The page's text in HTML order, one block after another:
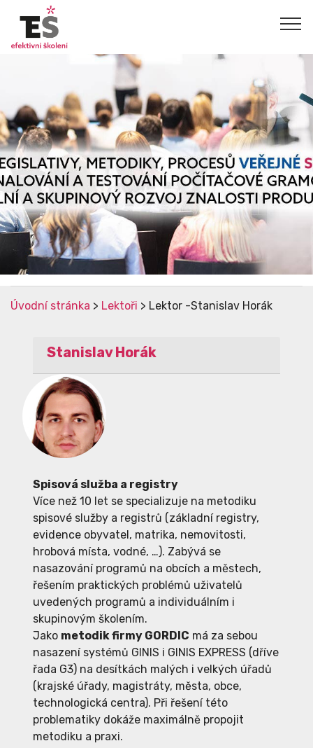
Úvodní stránka > Lektoři > Lektor -Stanislav Horák
Stanislav Horák
Spisová služba a registry
Více než 10 let se specializuje na metodiku
spisové služby a registrů (základní registry,
evidence obyvatel, matrika, nemovitosti,
hrobová místa, vodné, …). Zabývá se
nasazování programů na obcích a městech,
řešením praktických problémů uživatelů
uvedených programů a individuálním i
skupinovým školením.
Jako metodik firmy GORDIC má za sebou
nasazení systémů GINIS i GINIS EXPRESS (dříve
řada G3) na desítkách malých i velkých úřadů
(krajské úřady, magistráty, města, obce,
technologická centra). Při řešení této
problematiky dokáže maximálně propojit
metodiku a praxi.